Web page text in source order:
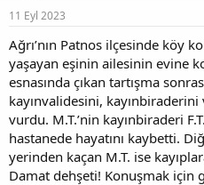
u
b
a
ş
l
a
t
a
n
g
ı
ç
a
r
i
h
i
11 Eyl 2023
Ağrı’nın Patnos ilçesinde köy
yaşayan eşinin ailesinin evine
esnasında çıkan tartışma
kayınvalidesini,
vurdu. M.T.’nin kayınbiraderi
hastanede hayatını kaybetti.
yerinden kaçan M.T. ise
Damat dehşeti! Konuşmak için